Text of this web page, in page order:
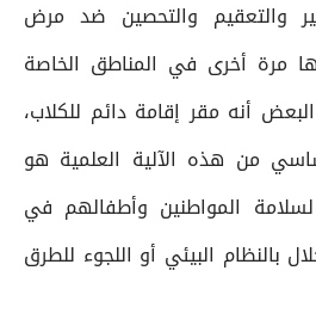
والتعقيم والتحصين ضد مرض
مرة أخرى في المناطق الخاصة
أنه مقر إقامة دائم للكلاب،
من هذه الآلية العلمية هو
لسلامة المواطنين وأطفالهم في
بالنظام البيئي أو اللجوء للطرق